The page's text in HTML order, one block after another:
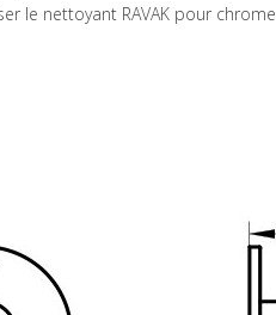
le nettoyant RAVAK pour chrome.